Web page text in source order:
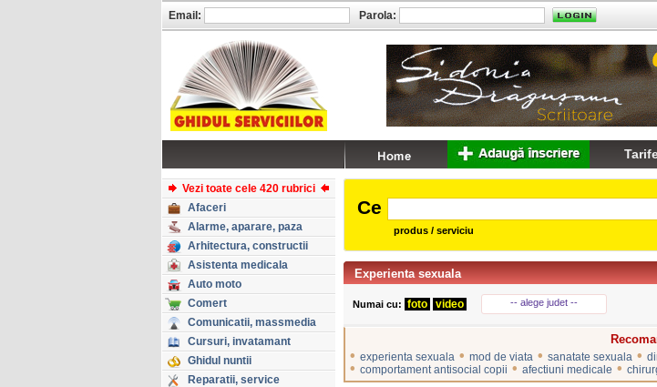
Vezi toate cele 420 rubrici
Afaceri
Alarme, aparare, paza
Arhitectura, constructii
Asistenta medicala
Auto moto
Comert
Comunicatii, massmedia
Cursuri, invatamant
Ghidul nuntii
Reparatii, service
Ce
produs / serviciu
Experienta sexuala
Numai cu: foto video -- alege judet --
• experienta sexuala • mod de viata • sanatate sexuala •
• comportament antisocial copii • afectiuni medicale •
Email: Parola: